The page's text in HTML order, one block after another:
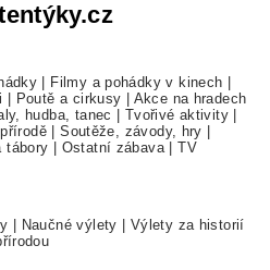
Filmy a pohádky v kinech
Poutě a cirkusy
Akce na hradech
hudba, tanec Tvořivé aktivity
|Soutěže, závody, hry
tábory Ostatní zábava|TV
Naučné výlety
Výlety za historií